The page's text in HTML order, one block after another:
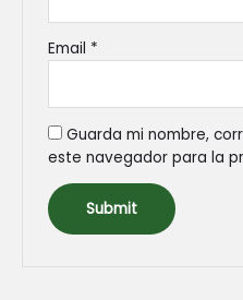
Email *
Guarda mi nombre,
este navegador para la